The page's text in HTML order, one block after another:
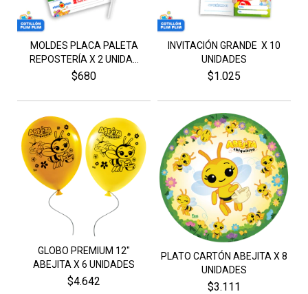
MOLDES PLACA PALETA
REPOSTERÍA X 2 UNIDA...
$680
INVITACIÓN GRANDE X 10
UNIDADES
$1.025
GLOBO PREMIUM 12"
ABEJITA X 6 UNIDADES
$4.642
PLATO CARTÓN ABEJITA X 8
UNIDADES
$3.111